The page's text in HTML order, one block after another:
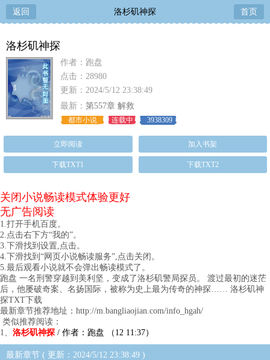
返回 洛杉矶神探 首页
洛杉矶神探
作者：跑盘
点击：28980
更新：2024/5/12 23:38:49
最新： 第557章 解救
都市小说 连载中 3938309
立即阅读 加入书架
下载TXT1 下载TXT2
关闭小说畅读模式体验更好
无广告阅读
1.打开手机百度。
2.点击右下方“我的”。
3.下滑找到设置,点击。
4.下滑找到“网页小说畅读服务”,点击关闭。
5.最后观看小说就不会弹出畅读模式了。
跑盘 一名刑警穿越到美利坚，变成了洛杉矶警局探员。 渡过最初的迷茫
后，他屡破奇案、名扬国际，被称为史上最为传奇的神探…… 洛杉矶神
探TXT下载
最新章节推荐地址：http://m.bangliaojian.com/info_hgah/
类似推荐阅读：
1、 洛杉矶神探 / 作者：跑盘 （12 11:37）
最新章节 ( 更新：2024/5/12 23:38:49 )